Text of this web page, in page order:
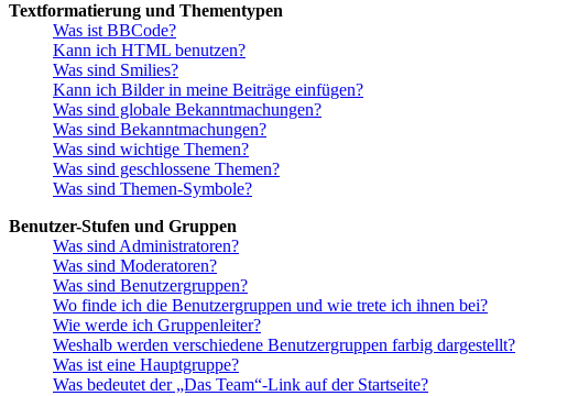
Textformatierung und Thementypen
Was ist BBCode?
Kann ich HTML benutzen?
Was sind Smilies?
Kann ich Bilder in meine Beiträge einfügen?
Was sind globale Bekanntmachungen?
Was sind Bekanntmachungen?
Was sind wichtige Themen?
Was sind geschlossene Themen?
Was sind Themen-Symbole?
Benutzer-Stufen und Gruppen
Was sind Administratoren?
Was sind Moderatoren?
Was sind Benutzergruppen?
Wo finde ich die Benutzergruppen und wie trete ich ihnen bei?
Wie werde ich Gruppenleiter?
Weshalb werden verschiedene Benutzergruppen farbig dargestellt?
Was ist eine Hauptgruppe?
Was bedeutet der „Das Team“-Link auf der Startseite?